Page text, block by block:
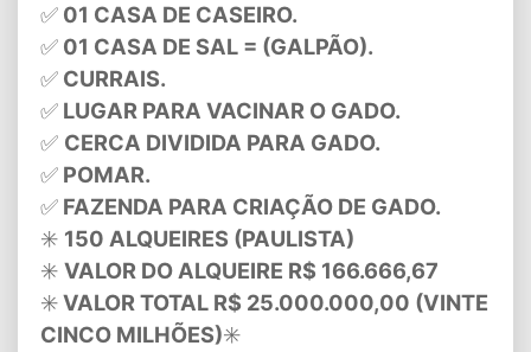
✅ 01 CASA DE CASEIRO.
✅ 01 CASA DE SAL = (GALPÃO).
✅ CURRAIS.
✅ LUGAR PARA VACINAR O GADO.
✅ CERCA DIVIDIDA PARA GADO.
✅ POMAR.
✅ FAZENDA PARA CRIAÇÃO DE GADO.
✳️ 150 ALQUEIRES (PAULISTA)
✳️ VALOR DO ALQUEIRE R$ 166.666,67
✳️VALOR TOTAL R$ 25.000.000,00 (VINTE
CINCO MILHÕES)✳️